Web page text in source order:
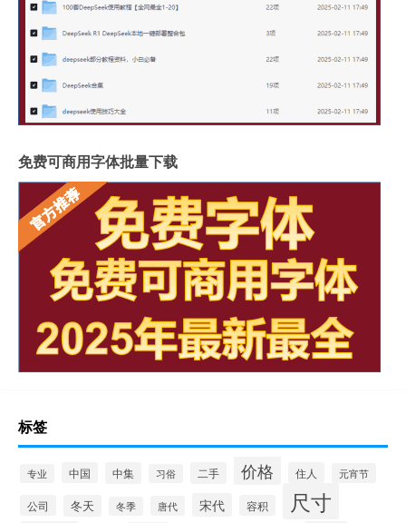
免费可商用字体批量下载
标签
专业 中国 中集 习俗 二手 价格 住人 元宵节
公司 冬天 冬季 唐代 宋代 容积 尺寸